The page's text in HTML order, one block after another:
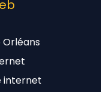
Orléans
internet